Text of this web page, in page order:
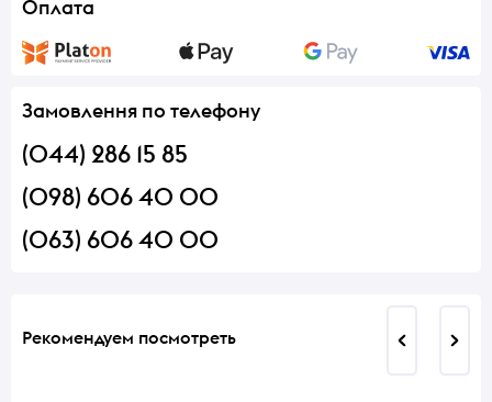
Оплата
Замовлення по телефону
(044) 286 15 85
(098) 606 40 00
(063) 606 40 00
Рекомендуем посмотреть